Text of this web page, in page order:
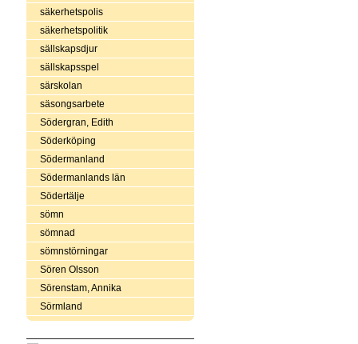
säkerhetspolis
säkerhetspolitik
sällskapsdjur
sällskapsspel
särskolan
säsongsarbete
Södergran, Edith
Söderköping
Södermanland
Södermanlands län
Södertälje
sömn
sömnad
sömnstörningar
Sören Olsson
Sörenstam, Annika
Sörmland